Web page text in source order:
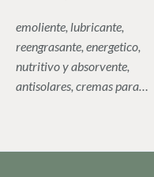
emoliente, lubricante,
reengrasante, energetico,
nutritivo y absorvente,
antisolares, cremas para…